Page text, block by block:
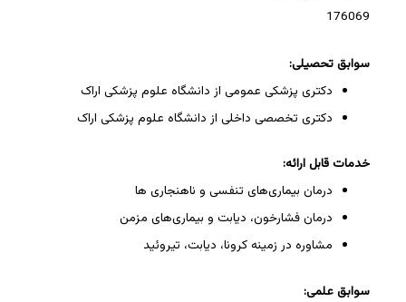
176069
سوابق تحصیلی:
دکتری پزشکی عمومی از دانشگاه علوم پزشکی اراک
دکتری تخصصی داخلی از دانشگاه علوم پزشکی اراک
خدمات قابل ارائه:
درمان بیماری‌های تنفسی و ناهنجاری ها
درمان فشارخون، دیابت و بیماری‌های مزمن
مشاوره در زمینه کرونا، دیابت، تیروئید
سوابق علمی: